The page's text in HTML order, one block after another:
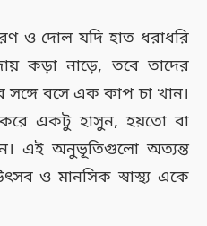
ও দোল যদি হাত ধরাধরি
কড়া নাড়ে, তবে তাদের
সঙ্গে বসে এক কাপ চা খান।
একটু হাসুন, হয়তো বা
এই অনুভূতিগুলো অত্যন্ত
ও মানসিক স্বাস্থ্য একে